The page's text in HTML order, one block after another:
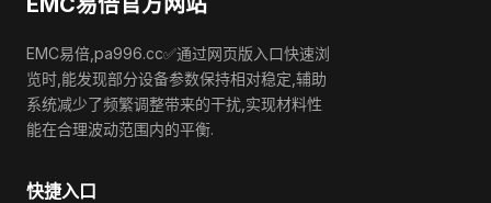
EMC易倍,pa996.cc✅通过网页版入口快速浏
览时,能发现部分设备参数保持相对稳定,辅助
系统减少了频繁调整带来的干扰,实现材料性
能在合理波动范围内的平衡.
快捷入口